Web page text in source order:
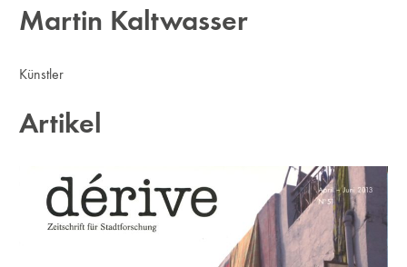
Martin Kaltwasser
Künstler
Artikel